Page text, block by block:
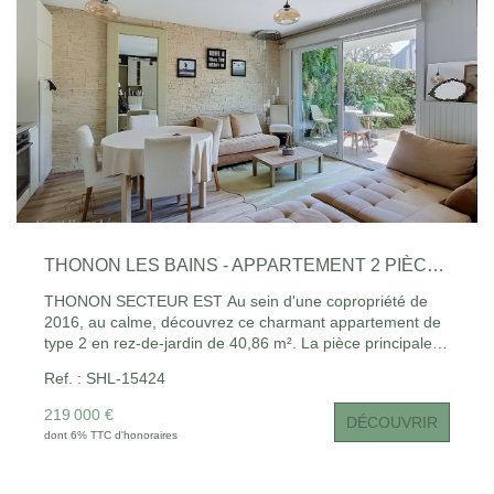
CONTACT
EN
THONON LES BAINS - APPARTEMENT 2 PIÈCES - 40.86 M2
THONON SECTEUR EST Au sein d'une copropriété de
2016, au calme, découvrez ce charmant appartement de
type 2 en rez-de-jardin de 40,86 m². La pièce principale,
cuisine ouverte entièrement équipée. Elle se prolonge par
une terrasse et un jardin privatif, propices aux moments
de détente. La chambre, équipée de placards, bénéficie
également d'un accès direct au jardin. Une salle de bains
Ref. : SHL-15424
219 000 €
dont 6% TTC d'honoraires
DÉCOUVRIR